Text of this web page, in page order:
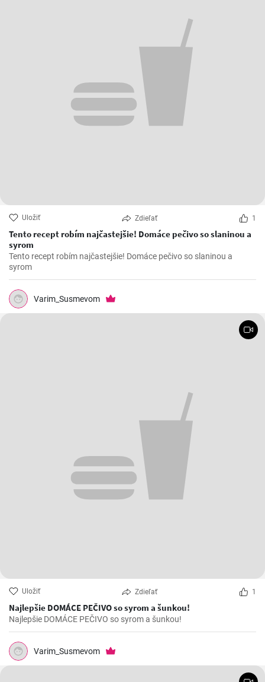
Uložiť Zdieľať 1
Tento recept robím najčastejšie! Domáce pečivo so slaninou a
syrom
Tento recept robím najčastejšie! Domáce pečivo so slaninou a
syrom
Varim_Susmevom
Uložiť Zdieľať 1
Najlepšie DOMÁCE PEČIVO so syrom a šunkou!
Najlepšie DOMÁCE PEČIVO so syrom a šunkou!
Varim_Susmevom